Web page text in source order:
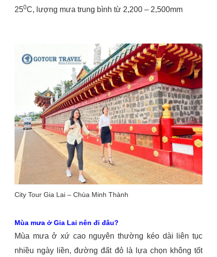
250C, lượng mưa trung bình từ 2,200 – 2,500mm
City Tour Gia Lai – Chùa Minh Thành
Mùa mưa ở Gia Lai nên đi đâu?
Mùa mưa ở xứ cao nguyên thường kéo dài liên tục
nhiều ngày liền, đường đất đỏ là lựa chọn không tốt